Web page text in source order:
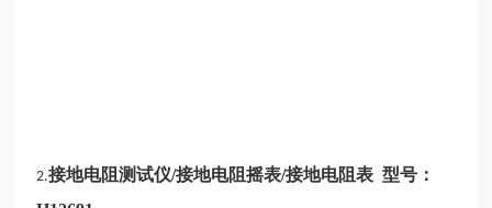
2.接地电阻测试仪/接地电阻摇表/接地电阻表 型号：